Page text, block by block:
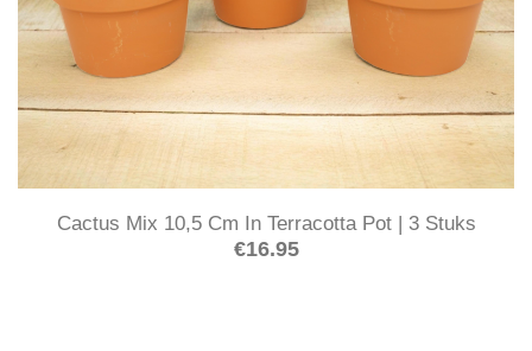
Cactus Mix 10,5 Cm In Terracotta Pot | 3 Stuks
€16.95